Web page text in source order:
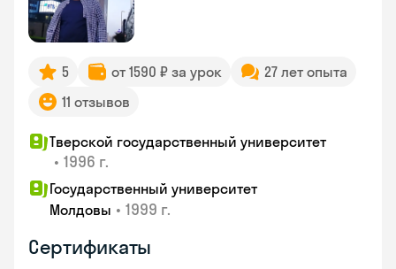
5 от 1590 ₽ за урок
27 лет опыта
11 отзывов
Тверской государственный университет
• 1996 г.
Государственный университет
Молдовы • 1999 г.
Сертификаты